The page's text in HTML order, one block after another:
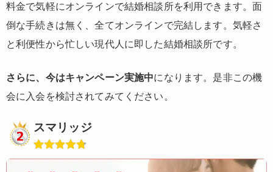
料金で気軽にオンラインで結婚相談所を利用できます。面
倒な手続きは無く、全てオンラインで完結します。気軽さ
と利便性から忙しい現代人に即した結婚相談所です。
さらに、今はキャンペーン実施中になります。是非この機
会に入会を検討されてみてください。
スマリッジ